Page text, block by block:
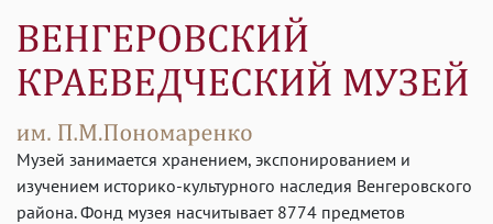
Музей занимается хранением, экспонированием и
изучением историко-культурного наследия Венгеровского
района. Фонд музея насчитывает 8774 предметов